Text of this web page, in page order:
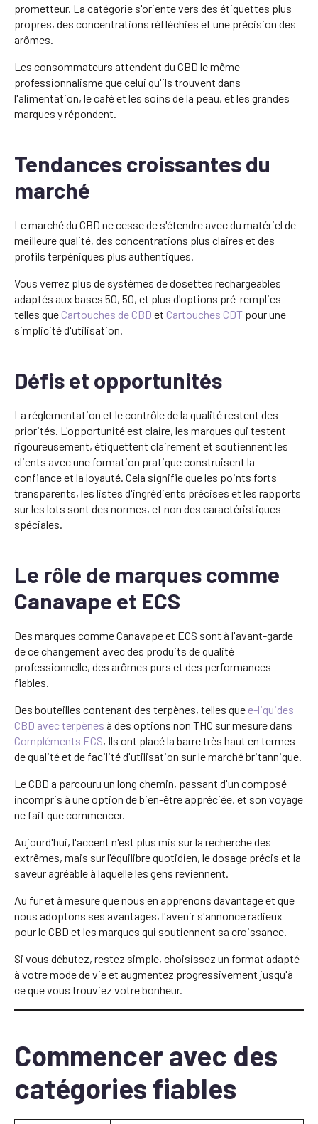
prometteur. La catégorie s'oriente vers des étiquettes plus
propres, des concentrations réfléchies et une précision des
arômes.
Les consommateurs attendent du CBD le même
professionnalisme que celui qu'ils trouvent dans
l'alimentation, le café et les soins de la peau, et les grandes
marques y répondent.
Tendances croissantes du
marché
Le marché du CBD ne cesse de s'étendre avec du matériel de
meilleure qualité, des concentrations plus claires et des
profils terpéniques plus authentiques.
Vous verrez plus de systèmes de dosettes rechargeables
adaptés aux bases 50, 50, et plus d'options pré-remplies
telles que Cartouches de CBD et Cartouches CDT pour une
simplicité d'utilisation.
Défis et opportunités
La réglementation et le contrôle de la qualité restent des
priorités. L'opportunité est claire, les marques qui testent
rigoureusement, étiquettent clairement et soutiennent les
clients avec une formation pratique construisent la
confiance et la loyauté. Cela signifie que les points forts
transparents, les listes d'ingrédients précises et les rapports
sur les lots sont des normes, et non des caractéristiques
spéciales.
Le rôle de marques comme
Canavape et ECS
Des marques comme Canavape et ECS sont à l'avant-garde
de ce changement avec des produits de qualité
professionnelle, des arômes purs et des performances
fiables.
Des bouteilles contenant des terpènes, telles que e-liquides
CBD avec terpènes à des options non THC sur mesure dans
Compléments ECS, Ils ont placé la barre très haut en termes
de qualité et de facilité d'utilisation sur le marché britannique.
Le CBD a parcouru un long chemin, passant d'un composé
incompris à une option de bien-être appréciée, et son voyage
ne fait que commencer.
Aujourd'hui, l'accent n'est plus mis sur la recherche des
extrêmes, mais sur l'équilibre quotidien, le dosage précis et la
saveur agréable à laquelle les gens reviennent.
Au fur et à mesure que nous en apprenons davantage et que
nous adoptons ses avantages, l'avenir s'annonce radieux
pour le CBD et les marques qui soutiennent sa croissance.
Si vous débutez, restez simple, choisissez un format adapté
à votre mode de vie et augmentez progressivement jusqu'à
ce que vous trouviez votre bonheur.
Commencer avec des
catégories fiables